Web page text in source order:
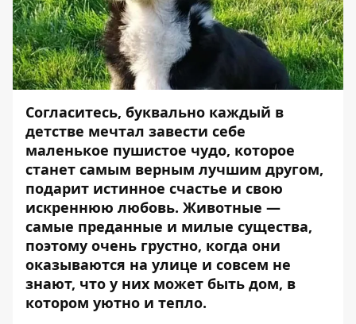
Согласитесь, буквально каждый в
детстве мечтал завести себе
маленькое пушистое чудо, которое
станет самым верным лучшим другом,
подарит истинное счастье и свою
искреннюю любовь. Животные —
самые преданные и милые существа,
поэтому очень грустно, когда они
оказываются на улице и совсем не
знают, что у них может быть дом, в
котором уютно и тепло.